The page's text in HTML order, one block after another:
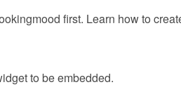
to be embedded.